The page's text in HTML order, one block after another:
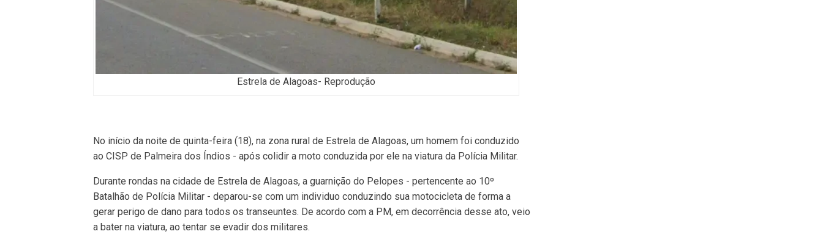
Estrela de Alagoas- Reprodução
No início da noite de quinta-feira (18), na zona rural de Estrela de Alagoas, um homem foi conduzido
ao CISP de Palmeira dos Índios - após colidir a moto conduzida por ele na viatura da Polícia Militar.
Durante rondas na cidade de Estrela de Alagoas, a guarnição do Pelopes - pertencente ao 10º
Batalhão de Polícia Militar - deparou-se com um individuo conduzindo sua motocicleta de forma a
gerar perigo de dano para todos os transeuntes. De acordo com a PM, em decorrência desse ato, veio
a bater na viatura, ao tentar se evadir dos militares.